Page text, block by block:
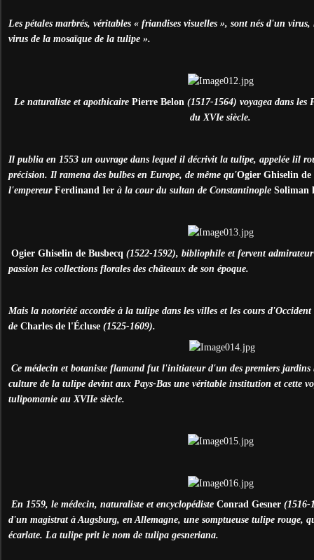
Les pétales marbrés, véritables « friandises visuelles », sont nés d'un
virus de la mosaïque de la tulipe ».
Le naturaliste et apothicairePierre Belon (1517-1564) voyagea dans les
du XVIe siècle.
Il publia en 1553 un ouvrage dans lequel il décrivit la tulipe, appelée lil
précision. Il ramena des bulbes en Europe, de même qu'Ogier Ghiselin de
l'empereur Ferdinand Ier à la cour du sultan de Constantinople Soliman
Ogier Ghiselin de Busbecq (1522-1592), bibliophile et fervent
passion les collections florales des châteaux de son époque.
Mais la notoriété accordée à la tulipe dans les villes et les cours
de Charles de l'Écluse (1525-1609).
Ce médecin et botaniste flamand fut l'initiateur d'un des premiers
culture de la tulipe devint aux Pays-Bas une véritable institution et cette
tulipomanie au XVIIe siècle.
En 1559, le médecin, naturaliste et encyclopédiste Conrad Gesner (1516-
d'un magistrat à Augsburg, en Allemagne, une somptueuse tulipe rouge,
écarlate. La tulipe prit le nom de tulipa gesneriana.